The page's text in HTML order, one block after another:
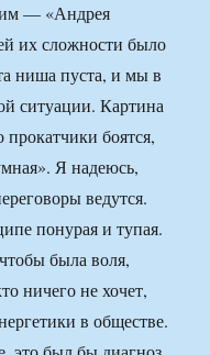
— «Андрея
их сложности было
ниша пуста, и мы в
ситуации. Картина
боятся,
Я надеюсь,
ведутся.
понурая и тупая.
была воля,
ничего не хочет,
в обществе.